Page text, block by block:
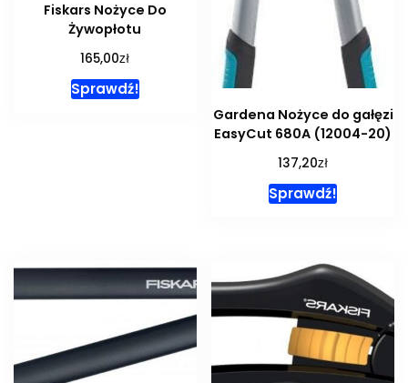
Fiskars Nożyce Do
Żywopłotu
165,00zł
Sprawdź!
Gardena Nożyce do gałęzi
EasyCut 680A (12004-20)
137,20zł
Sprawdź!